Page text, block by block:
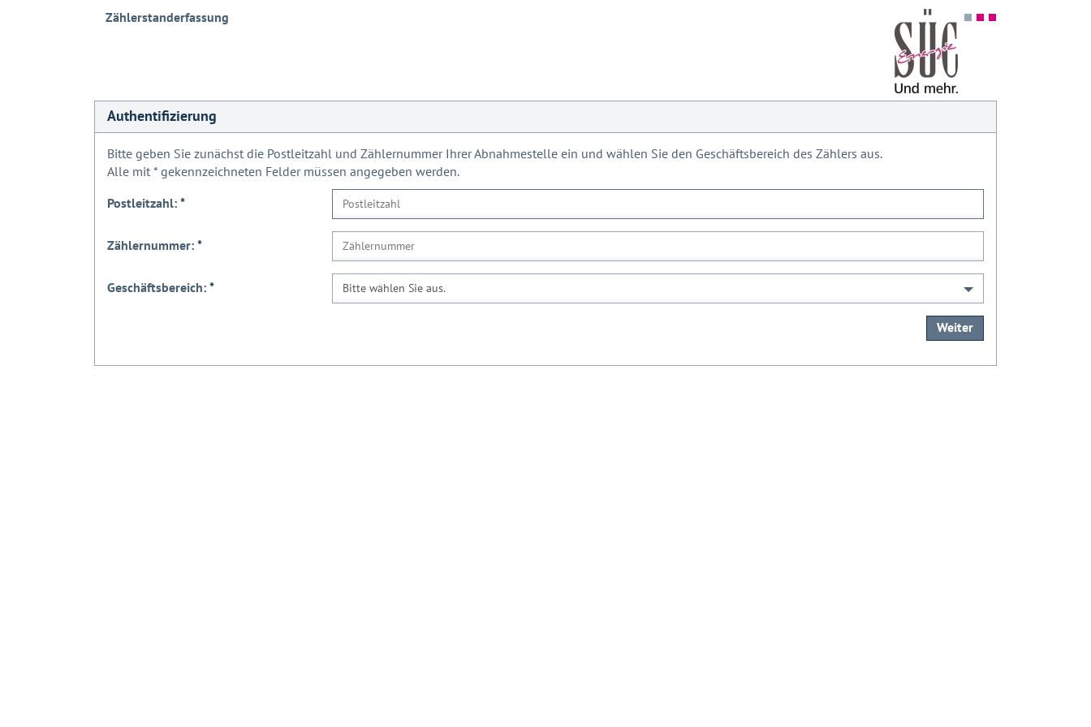
Zählerstanderfassung
Authentifizierung
Bitte geben Sie zunächst die Postleitzahl und Zählernummer Ihrer Abnahmestelle ein und wählen Sie den Geschäftsbereich des Zählers aus.
Alle mit *gekennzeichneten Felder müssen angegeben werden.
Postleitzahl: *
Zählernummer: *
Geschäftsbereich: * Bitte wählen Sie aus.